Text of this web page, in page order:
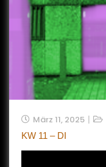
März 11, 2025
KW 11 – DI